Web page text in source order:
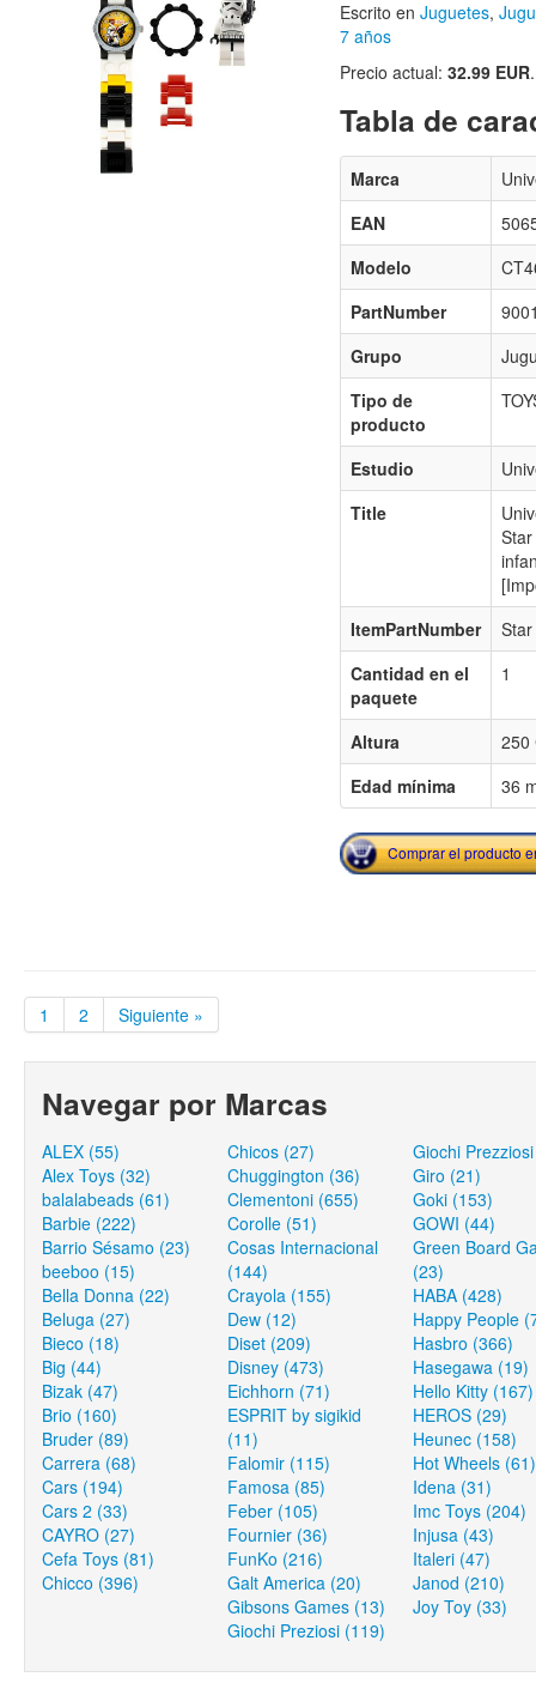
Escrito en Juguetes,
7 años
Precio actual: 32.99 EUR.
Tabla de
Marca
EAN
Modelo
PartNumber
Grupo
Tipo de
producto
Estudio
Title
ItemPartNumber
Cantidad en el
paquete
1
Altura
250
Edad mínima
36
Comprar el producto
1 2 Siguiente »
Navegar por Marcas
ALEX (55)
Alex Toys (32)
balalabeads (61)
Barbie (222)
Barrio Sésamo (23)
beeboo (15)
Bella Donna (22)
Beluga (27)
Bieco (18)
Big (44)
Bizak (47)
Brio (160)
Bruder (89)
Carrera (68)
Cars (194)
Cars 2 (33)
CAYRO (27)
Cefa Toys (81)
Chicco (396)
Chicos (27)
Chuggington (36)
Clementoni (655)
Corolle (51)
Cosas Internacional
(144)
Crayola (155)
Dew (12)
Diset (209)
Disney (473)
Eichhorn (71)
ESPRIT by sigikid
(11)
Falomir (115)
Famosa (85)
Feber (105)
Fournier (36)
FunKo (216)
Galt America (20)
Gibsons Games (13)
Giochi Preziosi (119)
Giochi
Giro (21)
Goki (153)
GOWI (44)
Green Board
(23)
HABA (428)
Happy People
Hasbro (366)
Hasegawa (19)
Hello Kitty (167)
HEROS (29)
Heunec (158)
Hot Wheels (61)
Idena (31)
Imc Toys (204)
Injusa (43)
Italeri (47)
Janod (210)
Joy Toy (33)